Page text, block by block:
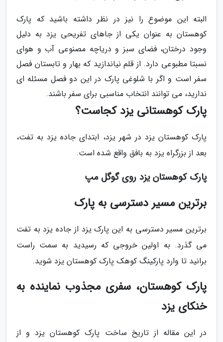
البته این موضوع را نیز در نظر داشته باشید که پارک
کوهستان به عنوان یکی از جاهای تفریحی یزد به دلیل
وجود درختان، فضای سبز و دریاچه مصنوعی آب و هوای
نسبتا مطبوعی دارد. از قلم نیاندازید که بهار و تابستان فصل
سفر است و اگر با شلوغی پارک در این دو فصل مسئله ای
ندارید، می توانند انتخاب مناسبی برای سفر باشند.
پارک کوهستانی یزد کجاست؟
پارک کوهستان یزد در شهر یزد، ابتدای جاده یزد به تفت،
بعد از بزرگراه یزد به بافق واقع شده است.
پارک کوهستان یزد روی گوگل مپ
برترین مسیر دسترسی به پارک
برترین مسیر دسترسی به این پارک یزد از جاده یزد به تفت
می گذرد. به اولین خروجی که رسیدید به سمت راست
برانید تا وارد پارکینگ کوهک پارک کوهستان یزد شوید.
پارک کوهستان، سفری مجذوب نماینده به
خنکای یزد
در این مقاله از تاریخ ساخت پارک کوهستان یزد و از